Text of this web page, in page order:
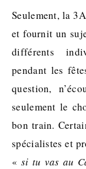
Seulement, la
et fournit un
différents
pendant les
question,
seulement le
bon train.
spécialistes et
« si tu vas au